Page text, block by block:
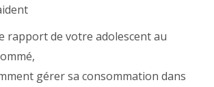
rapport de votre adolescent au
gérer sa consommation dans